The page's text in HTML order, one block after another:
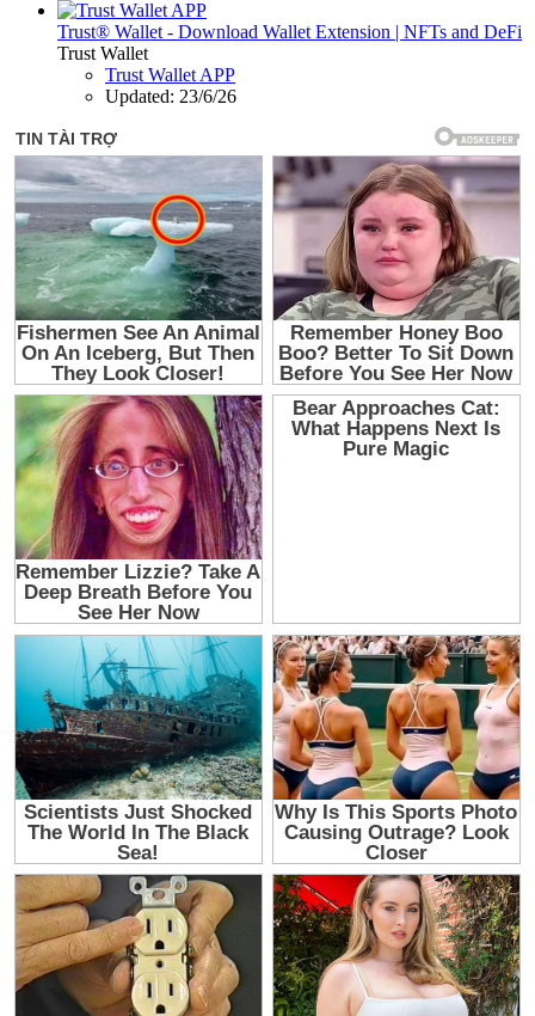
Trust® Wallet - Download Wallet Extension | NFTs and DeFi
Trust Wallet
Trust Wallet APP
Updated: 23/6/26